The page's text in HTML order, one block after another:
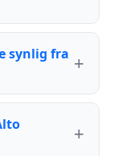
synlig fra